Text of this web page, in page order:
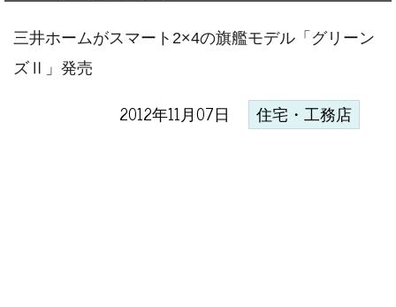
三井ホームがスマート2×4の旗艦モデル「グリーン
ズⅡ」発売
2012年11月07日 住宅・工務店